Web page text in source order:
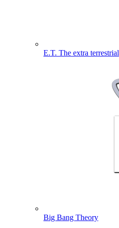
E.T. The extra terrestrial
Big Bang Theory